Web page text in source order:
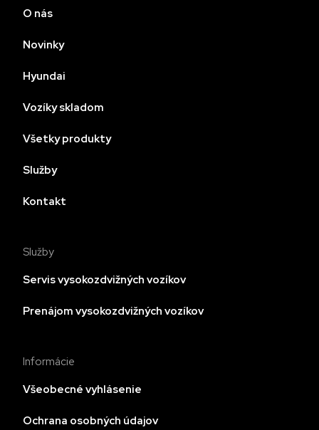
O nás
Novinky
Hyundai
Vozíky skladom
Všetky produkty
Služby
Kontakt
Služby
Servis vysokozdvižných vozíkov
Prenájom vysokozdvižných vozíkov
Informácie
Všeobecné vyhlásenie
Ochrana osobných údajov